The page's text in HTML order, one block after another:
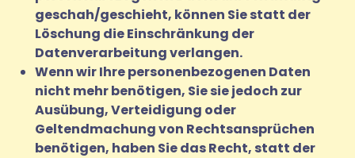
geschah/geschieht, können Sie statt der
Löschung die Einschränkung der
Datenverarbeitung verlangen.
Wenn wir Ihre personenbezogenen Daten
nicht mehr benötigen, Sie sie jedoch zur
Ausübung, Verteidigung oder
Geltendmachung von Rechtsansprüchen
benötigen, haben Sie das Recht, statt der